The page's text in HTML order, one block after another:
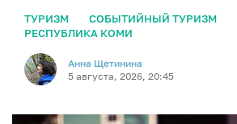
ТУРИЗМ СОБЫТИЙНЫЙ ТУРИЗМ
РЕСПУБЛИКА КОМИ
Анна Щетинина
5 августа, 2026, 20:45